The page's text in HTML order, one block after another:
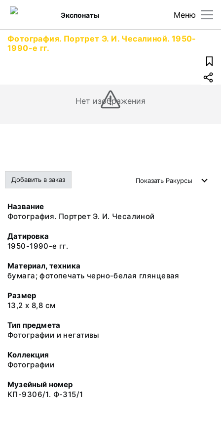
Меню
Экспонаты
Фотография. Портрет Э. И. Чесалиной. 1950-
1990-е гг.
Нет изображения
Добавить в заказ Показать Ракурсы
Название
Фотография. Портрет Э. И. Чесалиной
Датировка
1950-1990-е гг.
Материал, техника
бумага; фотопечать черно-белая глянцевая
Размер
13,2 х 8,8 см
Тип предмета
Фотографии и негативы
Коллекция
Фотографии
Музейный номер
КП-9306/1. Ф-315/1